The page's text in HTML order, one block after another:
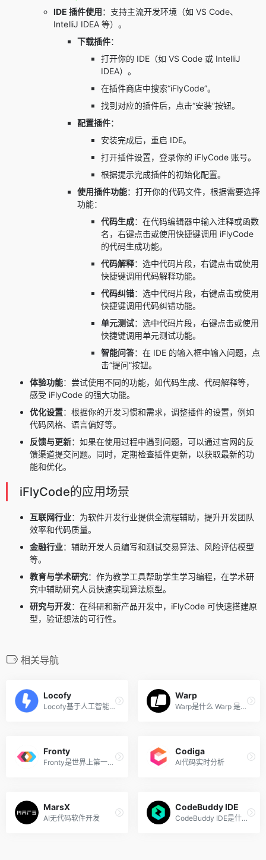
IDE 插件使用：支持主流开发环境（如 VS Code、
IntelliJ IDEA 等）。
下载插件：
打开你的 IDE（如 VS Code 或 IntelliJ
IDEA）。
在插件商店中搜索“iFlyCode”。
找到对应的插件后，点击“安装”按钮。
配置插件：
安装完成后，重启 IDE。
打开插件设置，登录你的 iFlyCode 账号。
根据提示完成插件的初始化配置。
使用插件功能： 打开你的代码文件， 根据需要选择
功能：
代码生成：在代码编辑器中输入注释或函数
名，右键点击或使用快捷键调用 iFlyCode
的代码生成功能。
代码解释：选中代码片段，右键点击或使用
快捷键调用代码解释功能。
代码纠错：选中代码片段，右键点击或使用
快捷键调用代码纠错功能。
单元测试：选中代码片段，右键点击或使用
快捷键调用单元测试功能。
智能问答：在 IDE 的输入框中输入问题，点
击“提问”按钮。
体验功能：尝试使用不同的功能，如代码生成、代码解释等，
感受 iFlyCode 的强大功能。
优化设置：根据你的开发习惯和需求，调整插件的设置，例如
代码风格、语言偏好等。
反馈与更新：如果在使用过程中遇到问题，可以通过官网的反
馈渠道提交问题。同时，定期检查插件更新，以获取最新的功
能和优化。
iFlyCode的应用场景
互联网行业：为软件开发行业提供全流程辅助，提升开发团队
效率和代码质量。
金融行业：辅助开发人员编写和测试交易算法、风险评估模型
等。
教育与学术研究：作为教学工具帮助学生学习编程，在学术研
究中辅助研究人员快速实现算法原型。
研究与开发：在科研和新产品开发中，iFlyCode 可快速搭建原
型，验证想法的可行性。
相关导航
Locofy
Locofy基于人工智能技术提供...
Warp
Warp是什么 Warp 是现代化的...
Fronty
Fronty是世界上第一个由 AI ...
Codiga
AI代码实时分析
MarsX
AI无代码软件开发
CodeBuddy IDE
CodeBuddy IDE是什么 CodeBud...